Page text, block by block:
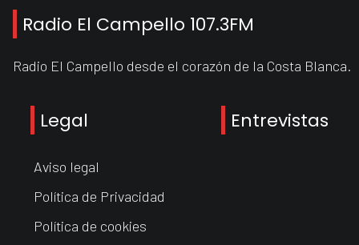
Radio El Campello 107.3FM
Radio El Campello desde el corazón de la Costa Blanca.
Legal
Aviso legal
Política de Privacidad
Política de cookies
Entrevistas